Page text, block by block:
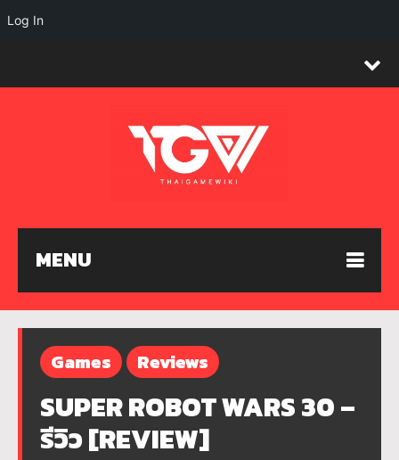
MENU
Games Reviews
SUPER ROBOT WARS 30 –
รีวิว [REVIEW]
Log In